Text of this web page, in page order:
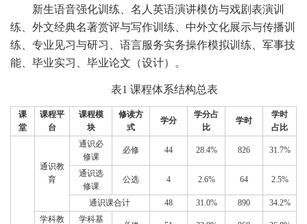
新生语音强化训练、名人英语演讲模仿与戏剧表演训
练、外文经典名著赏评与写作训练、中外文化展示与传播训
练、专业见习与研习、语言服务实务操作模拟训练、军事技
能、毕业实习、毕业论文（设计）。
表1 课程体系结构总表
课
堂
课程平
台
课程模
块
修读方
式
学分
学分占
比
学时
学时
占比
通识教
育
通识必
修课
必修 44 28.4% 826 31.7%
通识选
修课
公选 4 2.6% 64 2.5%
通识课合计 48 31.0% 890
34.2%
学科教
学科基